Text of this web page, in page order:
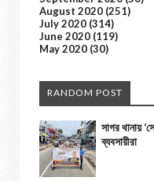
August 2020 (251)
July 2020 (314)
June 2020 (119)
May 2020 (30)
RANDOM POST
সাগর থানায়
ব্যবসায়ীরা